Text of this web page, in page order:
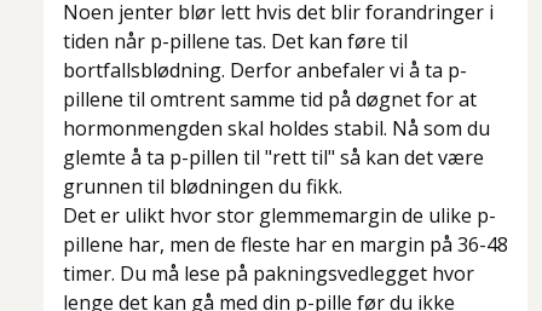
Noen jenter blør lett hvis det blir forandringer i
tiden når p-pillene tas. Det kan føre til
bortfallsblødning. Derfor anbefaler vi å ta p-
pillene til omtrent samme tid på døgnet for at
hormonmengden skal holdes stabil. Nå som du
glemte å ta p-pillen til "rett til" så kan det være
grunnen til blødningen du fikk.
Det er ulikt hvor stor glemmemargin de ulike p-
pillene har, men de fleste har en margin på 36-48
timer. Du må lese på pakningsvedlegget hvor
lenge det kan gå med din p-pille før du ikke